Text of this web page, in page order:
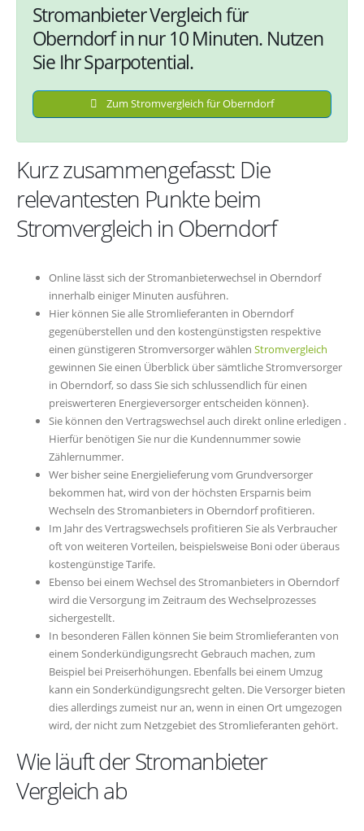
Stromanbieter Vergleich für
Oberndorf in nur 10 Minuten. Nutzen
Sie Ihr Sparpotential.
Zum Stromvergleich für Oberndorf
Kurz zusammengefasst: Die
relevantesten Punkte beim
Stromvergleich in Oberndorf
Online lässt sich der Stromanbieterwechsel in Oberndorf
innerhalb einiger Minuten ausführen.
Hier können Sie alle Stromlieferanten in Oberndorf
gegenüberstellen und den kostengünstigsten respektive
einen günstigeren Stromversorger wählen Stromvergleich
gewinnen Sie einen Überblick über sämtliche Stromversorger
in Oberndorf, so dass Sie sich schlussendlich für einen
preiswerteren Energieversorger entscheiden können}.
Sie können den Vertragswechsel auch direkt online erledigen .
Hierfür benötigen Sie nur die Kundennummer sowie
Zählernummer.
Wer bisher seine Energielieferung vom Grundversorger
bekommen hat, wird von der höchsten Ersparnis beim
Wechseln des Stromanbieters in Oberndorf profitieren.
Im Jahr des Vertragswechsels profitieren Sie als Verbraucher
oft von weiteren Vorteilen, beispielsweise Boni oder überaus
kostengünstige Tarife.
Ebenso bei einem Wechsel des Stromanbieters in Oberndorf
wird die Versorgung im Zeitraum des Wechselprozesses
sichergestellt.
In besonderen Fällen können Sie beim Stromlieferanten von
einem Sonderkündigungsrecht Gebrauch machen, zum
Beispiel bei Preiserhöhungen. Ebenfalls bei einem Umzug
kann ein Sonderkündigungsrecht gelten. Die Versorger bieten
dies allerdings zumeist nur an, wenn in einen Ort umgezogen
wird, der nicht zum Netzgebiet des Stromlieferanten gehört.
Wie läuft der Stromanbieter
Vergleich ab